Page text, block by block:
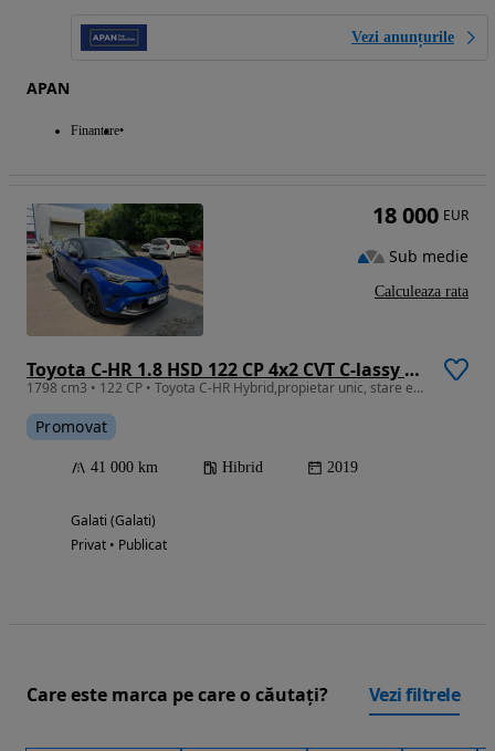
Vezi anunțurile
APAN
Finantare
Toyota C-HR 1.8 HSD 122 CP 4x2 CVT C-lassy bi-tone
1798 cm3 • 122 CP • Toyota C-HR Hybrid,propietar unic, stare excelenta, rulaj real 41000Km
Promovat
41 000 km Hibrid 2019
Galati (Galati)
Privat • Publicat
18 000 EUR
Sub medie
Calculeaza rata
Care este marca pe care o căutați? Vezi filtrele